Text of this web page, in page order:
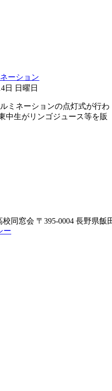
ーション
日 日曜日
ミネーションの点灯式が行わ
中生がリンゴジュース等を販
同窓会 〒395-0004 長野県飯
ー